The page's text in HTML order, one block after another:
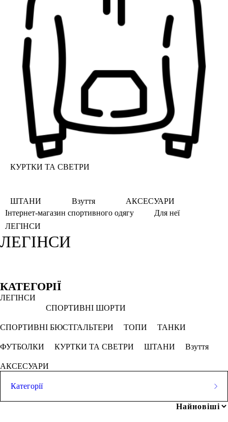
КУРТКИ ТА СВЕТРИ
ШТАНИ Взуття
АКСЕСУАРИ
Інтернет-магазин спортивного одягу
Для неї
ЛЕГІНСИ
ЛЕГІНСИ
Обрано
Комбінований Сніжно сірий
Темно-синій Фіолетовий
СКАСОВУВАТИ ВСЕ
КАТЕГОРІЇ
ЛЕГІНСИ
СПОРТИВНІ ШОРТИ
СПОРТИВНІ БЮСТГАЛЬТЕРИ ТОПИ ТАНКИ
ФУТБОЛКИ КУРТКИ ТА СВЕТРИ ШТАНИ Взуття
АКСЕСУАРИ
Категорії